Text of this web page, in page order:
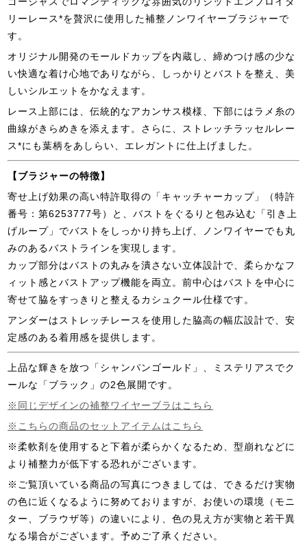
リーレース*を贅沢に使用した補整ノンワイヤーブラジャーで
す。
オリジナル開発のモールドカップを内蔵し、締めつけ感の少な
い快適な着け心地でありながら、しっかりとバストを整え、美
しいシルエットをかなえます。
レース上部には、伝統的なアカンサス模様、下部にはラメ糸の
曲線がきらめきを添えます。さらに、ストレッチラッセルレー
ス*にも葉柄をあしらい、エレガントに仕上げました。
【ブラジャーの特徴】
寄せ上げ効果の高い特許取得の「キャッチャーカップ」（特許
番号：第6253777号）と、バストをぐるりと包み込む「引き上
げループ」でバストをしっかり持ち上げ、ノンワイヤーでも丸
みのあるバストラインを実現します。
カップ部分はバストの丸みを潰さない立体設計で、柔らかなフ
ィット感とバストアップ機能を両立。前中心はバストを中心に
寄せて脇をすっきりと整えるカシュクール仕様です。
アンダーはストレッチレースを使用した脇高の幅広設計で、安
定感のある着用感を提供します。
上品な輝きを放つ「シャンパンゴールド」、ミステリアスでク
ールな「ブラック」の2色展開です。
※同じデザインの補整ワイヤーブラはこちら
※こちらの商品のセットアイテムはこちら
※柔軟剤を使用すると下着が柔らかくなるため、型崩れなどに
より補整力が低下する恐れがございます。
※ご覧頂いている商品の写真につきましては、できるだけ実物
の色に近くなるように努めておりますが、お使いの環境（モニ
ター、ブラウザ等）の違いにより、色の見え方が実物と若干異
なる場合がございます。予めご了承ください。